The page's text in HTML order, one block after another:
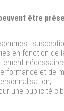
être
en fonction de
et de
une publicité